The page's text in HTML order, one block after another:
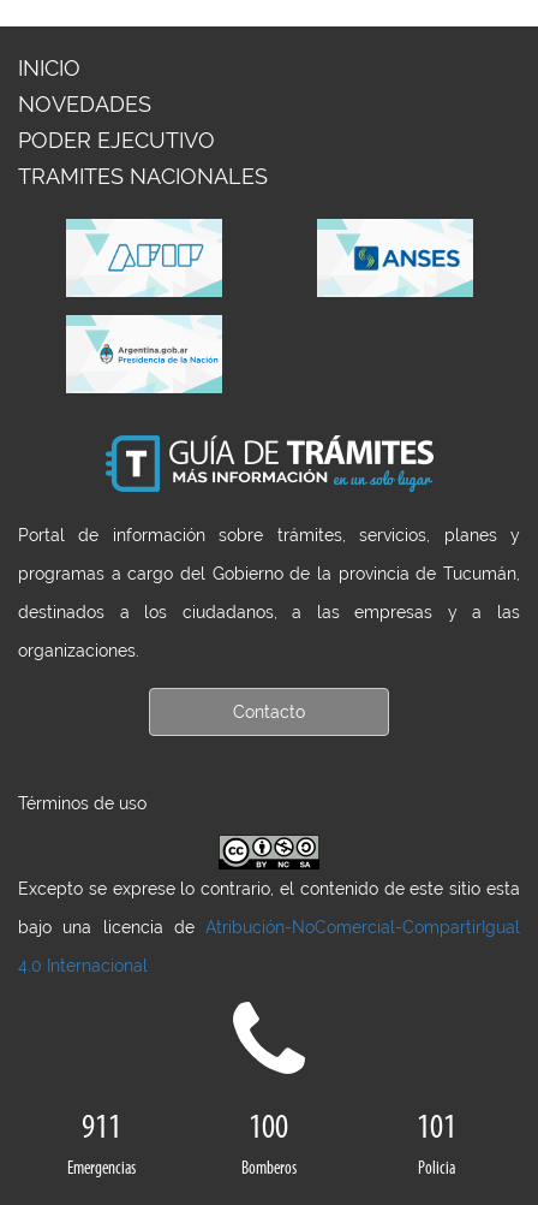
INICIO
NOVEDADES
PODER EJECUTIVO
TRAMITES NACIONALES
Portal de información sobre trámites, servicios, planes y
programas a cargo del Gobierno de la provincia de Tucumán,
destinados a los ciudadanos, a las empresas y a las
organizaciones.
Contacto
Términos de uso
Excepto se exprese lo contrario, el contenido de este sitio esta
bajo una licencia de Atribución-NoComercial-CompartirIgual
4.0 Internacional
911
Emergencias
100
Bomberos
101
Policia